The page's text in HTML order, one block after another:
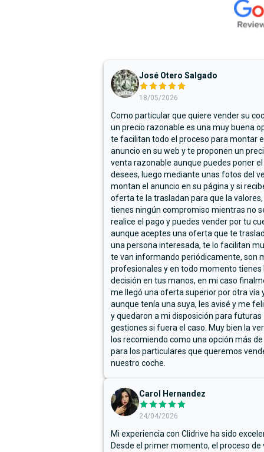
José Otero Salgado
18/05/2026
Como particular que quiere vender su
un precio razonable es una muy buena
te facilitan todo el proceso para montar el
anuncio en su web y te proponen un
venta razonable aunque puedes poner el
desees, luego mediante unas fotos del
montan el anuncio en su página y si
oferta te la trasladan para que la valores,
tienes ningún compromiso mientras no
realice el pago y puedes vender por tu
aunque aceptes una oferta que te
una persona interesada, te lo facilitan
te van informando periódicamente, son
profesionales y en todo momento tienes
decisión en tus manos, en mi caso
me llegó una oferta superior por otra vía
aunque tenía una suya, les avisé y me
y quedaron a mi disposición para futuras
gestiones si fuera el caso. Muy bien la
los recomiendo como una opción más
para los particulares que queremos
nuestro coche.
Carol Hernandez
24/04/2026
Mi experiencia con Clidrive ha sido
Desde el primer momento, el proceso de